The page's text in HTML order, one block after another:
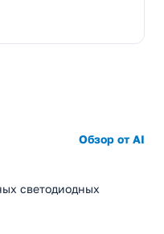
Обзор от AI
светодиодных